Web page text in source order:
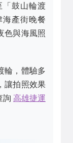
「鼓山輪渡
海產街晚餐
色與海風照
輪，體驗多
讓拍照效果
詢 高雄捷運